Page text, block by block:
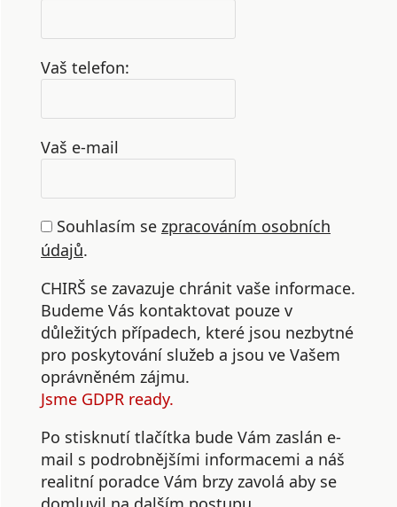
Vaš telefon:
Vaš e-mail
Souhlasím se zpracováním osobních
údajů.
CHIRŠ se zavazuje chránit vaše informace.
Budeme Vás kontaktovat pouze v
důležitých případech, které jsou nezbytné
pro poskytování služeb a jsou ve Vašem
oprávněném zájmu.
Jsme GDPR ready.
Po stisknutí tlačítka bude Vám zaslán e-
mail s podrobnějšími informacemi a náš
realitní poradce Vám brzy zavolá aby se